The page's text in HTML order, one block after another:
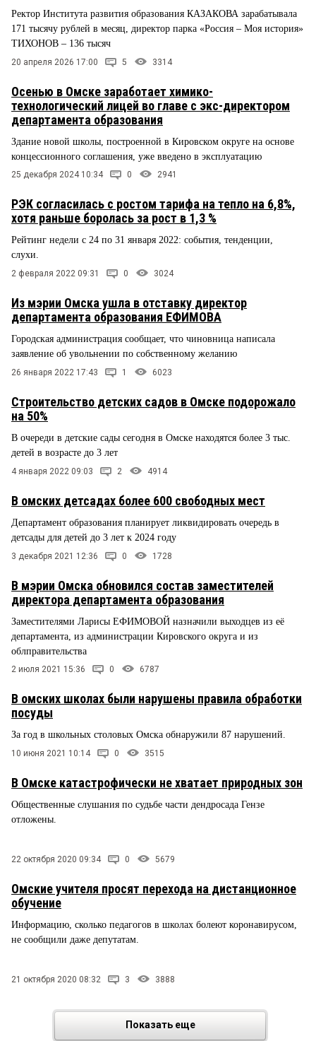
Ректор Института развития образования КАЗАКОВА зарабатывала
171 тысячу рублей в месяц, директор парка «Россия – Моя история»
ТИХОНОВ – 136 тысяч
20 апреля 2026 17:00 5 3314
Осенью в Омске заработает химико-
технологический лицей во главе с экс-директором
департамента образования
Здание новой школы, построенной в Кировском округе на основе
концессионного соглашения, уже введено в эксплуатацию
25 декабря 2024 10:34 0 2941
РЭК согласилась с ростом тарифа на тепло на 6,8%,
хотя раньше боролась за рост в 1,3 %
Рейтинг недели с 24 по 31 января 2022: события, тенденции,
слухи.
2 февраля 2022 09:31 0 3024
Из мэрии Омска ушла в отставку директор
департамента образования ЕФИМОВА
Городская администрация сообщает, что чиновница написала
заявление об увольнении по собственному желанию
26 января 2022 17:43 1 6023
Строительство детских садов в Омске подорожало
на 50%
В очереди в детские сады сегодня в Омске находятся более 3 тыс.
детей в возрасте до 3 лет
4 января 2022 09:03 2 4914
В омских детсадах более 600 свободных мест
Департамент образования планирует ликвидировать очередь в
детсады для детей до 3 лет к 2024 году
3 декабря 2021 12:36 0 1728
В мэрии Омска обновился состав заместителей
директора департамента образования
Заместителями Ларисы ЕФИМОВОЙ назначили выходцев из её
департамента, из администрации Кировского округа и из
облправительства
2 июля 2021 15:36 0 6787
В омских школах были нарушены правила обработки
посуды
За год в школьных столовых Омска обнаружили 87 нарушений.
10 июня 2021 10:14 0 3515
В Омске катастрофически не хватает природных зон
Общественные слушания по судьбе части дендросада Гензе
отложены.
22 октября 2020 09:34 0 5679
Омские учителя просят перехода на дистанционное
обучение
Информацию, сколько педагогов в школах болеют коронавирусом,
не сообщили даже депутатам.
21 октября 2020 08:32 3 3888
Показать еще